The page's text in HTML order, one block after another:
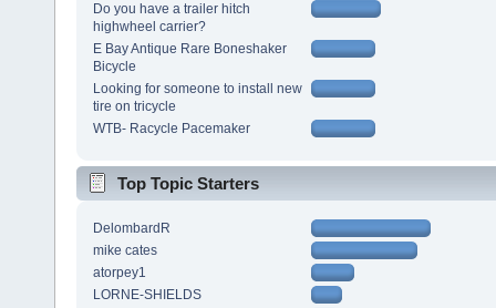
Do you have a trailer hitch
highwheel carrier?
E Bay Antique Rare Boneshaker
Bicycle
Looking for someone to install new
tire on tricycle
WTB- Racycle Pacemaker
Top Topic Starters
DelombardR
mike cates
atorpey1
LORNE-SHIELDS